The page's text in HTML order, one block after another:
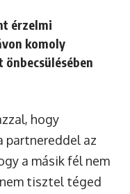
érzelmi
komoly
hogy
partnereddel az
a másik fél nem
tisztel téged